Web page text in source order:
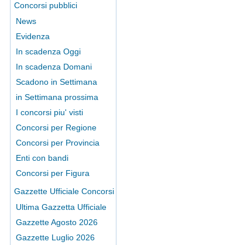
Concorsi pubblici
News
Evidenza
In scadenza Oggi
In scadenza Domani
Scadono in Settimana
in Settimana prossima
I concorsi piu' visti
Concorsi per Regione
Concorsi per Provincia
Enti con bandi
Concorsi per Figura
Gazzette Ufficiale Concorsi
Ultima Gazzetta Ufficiale
Gazzette Agosto 2026
Gazzette Luglio 2026